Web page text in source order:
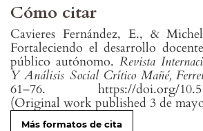
Cómo citar
Cavieres Fernández, E., &
Fortaleciendo el desarrollo
público autónomo. Revista
Y Análisis Social Crítico Mañé,
61–76. https://doi.org/
(Original work published 3 de
Más formatos de cita